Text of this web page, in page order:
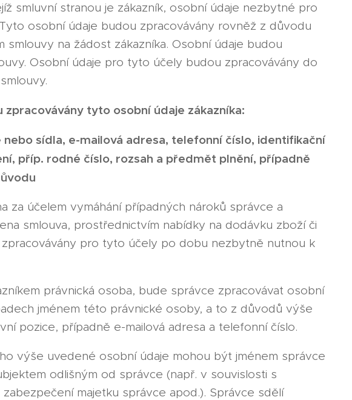
smluvní stranou je zákazník, osobní údaje nezbytné pro
osobní údaje budou zpracovávány rovněž z důvodu
na žádost zákazníka. Osobní údaje budou
Osobní údaje pro tyto účely budou zpracovávány do
tyto osobní údaje zákazníka:
nebo sídla, e-mailová adresa, telefonní číslo, identifikační
příp. rodné číslo, rozsah a předmět plnění, případně
za účelem vymáhání případných nároků správce a
smlouva, prostřednictvím nabídky na dodávku zboží či
pro tyto účely po dobu nezbytně nutnou k
právnická osoba, bude správce zpracovávat osobní
jménem této právnické osoby, a to z důvodů výše
pozice, případně e-mailová adresa a telefonní číslo.
výše uvedené osobní údaje mohou být jménem správce
odlišným od správce (např. v souvislosti s
majetku správce apod.). Správce sdělí